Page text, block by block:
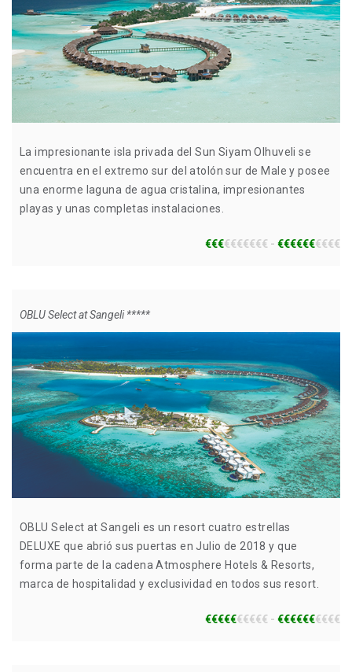
La impresionante isla privada del Sun Siyam Olhuveli se
encuentra en el extremo sur del atolón sur de Male y posee
una enorme laguna de agua cristalina, impresionantes
playas y unas completas instalaciones.
€€€€€€€€€€ - €€€€€€€€€€
OBLU Select at Sangeli *****
OBLU Select at Sangeli es un resort cuatro estrellas
DELUXE que abrió sus puertas en Julio de 2018 y que
forma parte de la cadena Atmosphere Hotels & Resorts,
marca de hospitalidad y exclusividad en todos sus resort.
€€€€€€€€€€ - €€€€€€€€€€